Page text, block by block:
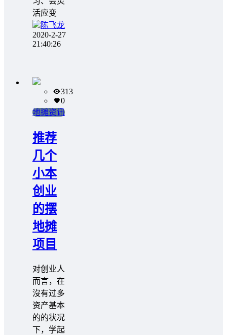
活应变
陈飞龙
2020-2-27
21:40:26
313
0
地摊资讯
推荐
几个
小本
创业
的摆
地摊
项目
对创业人
而言，在
沒有过多
资产基本
的的状况
下，学起